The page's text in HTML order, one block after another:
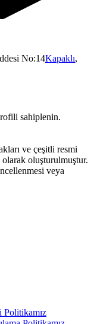
No:14Kapaklı,
sahiplenin.
ve çeşitli resmi
oluşturulmuştur.
veya
Politikamız